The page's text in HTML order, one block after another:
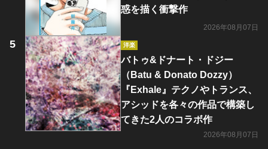
惑を描く衝撃作
2026年08月07日
洋楽
バトゥ&ドナート・ドジー
（Batu & Donato Dozzy）
『Exhale』テクノやトランス、
アシッドを各々の作品で構築し
てきた2人のコラボ作
2026年08月07日